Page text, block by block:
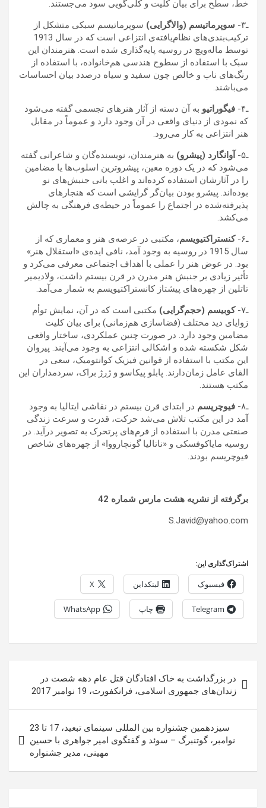
خط، سطح برای بیان کلیت و کلی‌گویی سود می‌جستند.
ـ۳-
سوپر‌ماتیسم (والاگرایی) سوپرماتیسم سبکی متشکل از
ترکیب‌بندی‌های نظام‌یافته‌ی انتزاعی است که در سال 1913
توسط ماله‌ویچ در روسیه پایه‌گذاری شده است. هنرمندان این
سبک با استفاده از سطوح هندسی هم‌خانواده، با استفاده از
رنگ‌های ناب و خالص چون سفید و سیاه درصدد بیان احساسات
می‌باشند.
ـ۴-
فیگوراتیو به آن دسته از آثار هنرهای تجسمی گفته می‌شود
که نمودی از دنیای واقعی در آن وجود دارد و عموماً در مقابل
هنر انتزاعی به کار می‌رود.
ـ۵-
آوانگارد (پیشرو) به هنرمندان، نویسنده‌گان و شاعرانی گفته
می‌شود که در یک دوره معین، پیشروترین اسلوب‌ها یا مضامین
را در آثارشان استفاده کرده‌اند و اغلب بانی جنبش‌های نو
بوده‌اند. پیشرو بودن بیان‌گر گرایشی است که هنجارهای
پذیرفته‌شده در اجتماع را عموماً در حیطه‌ی فرهنگی به چالش
می‌کشد.
ـ۶-
کنستراکتیویسم، مکتبی در عرصه‌ی هنر و معماری که از
سال 1915 در روسیه به وجود آمد، نافی ایده‌ی «استقلال هنر»
بود. در عوض هنر را عملی با اهداف اجتماعی معرفی می‌کرد و
تأثیر زیادی بر جنبش هنر مدرن در قرن بیستم داشت، ولادیمیر
تاتلین از چهره‌های پیشتاز کانستراکتیویسم به شمار می‌آمد.
ـ۷-
کوبیسم (حجم‌گرایی) مکتبی است که در آن، نمایش توأم
زوایای دید مختلف (فضاسازی هم‌زمانی) برای بیان کلیت
مضامین وجود دارد. در صورت چنین عملکردی، ساختار واقعی
شکل شکسته شده و اشکالی انتزاعی به وجود می‌آیند. پیروان
این مکتب با استفاده از قوانین فیزیک کوانتومیک، سعی در
القای عامل زمان‌دارند. پابلو پیکاسو و ژرژ براک، سردمداران این
مکتب هستند.
ـ۸-
فیوچریسم در ابتدای قرن بیستم در نقاشی ایتالیا به وجود
آمد در این مکتب تلاش می‌شد حرکت، قدرت و سرعت زندگی
صنعتی مدرن با استفاده از فرم‌های پرتحرک به تصویر درآید. در
روسیه مایاکوفسکی و «ناتالیا گونچارووا» از چهره‌های شاخص
فیوچریسم بودند.
برگرفته از نشریه هشت مارس شماره 42
S.Javid@yahoo.com
اشتراک‌گذاری این:
فیسبوک لینکداین X
Telegram چاپ WhatsApp
راهبری
نوشته
در بزرگداشت به خاک افتادگان قتل عام دهه شصت در
زندان‌های جمهوری اسلامی، فرانکفورت، 19 نوامبر 2017
سیزدهمین جشنواره بین المللی سینمای تبعید، 17 تا 23
نوامبر، گوتنبرگ – سوئد و گفتگوی امیر جواهری با حسین
مهینی، مدیر جشنواره